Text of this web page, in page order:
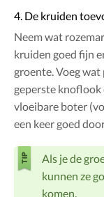
4. De kruiden
Neem wat
kruiden goed fijn
groente. Voeg
geperste knoflook
vloeibare boter
een keer goed
Als je de
kunnen ze
komen.